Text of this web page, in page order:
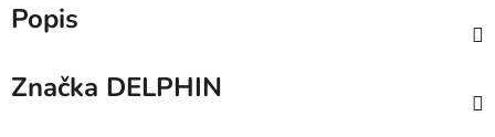
Popis
Značka DELPHIN